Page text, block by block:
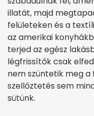
illatát, majd
felületeken és a
az amerikai
terjed az egész
légfrissítők csak
nem szüntetik meg a
szellőztetés sem
sütünk.